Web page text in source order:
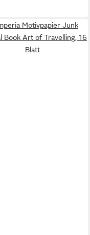
Motivpapier Junk
Book Art of Travelling, 16
Blatt